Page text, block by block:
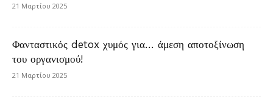
21 Μαρτίου 2025
Φανταστικός detox χυμός για… άμεση αποτοξίνωση
του οργανισμού!
21 Μαρτίου 2025